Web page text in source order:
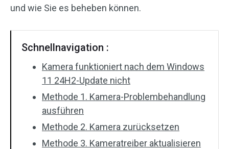
und wie Sie es beheben können.
Schnellnavigation :
Kamera funktioniert nach dem Windows
11 24H2-Update nicht
Methode 1. Kamera-Problembehandlung
ausführen
Methode 2. Kamera zurücksetzen
Methode 3. Kameratreiber aktualisieren